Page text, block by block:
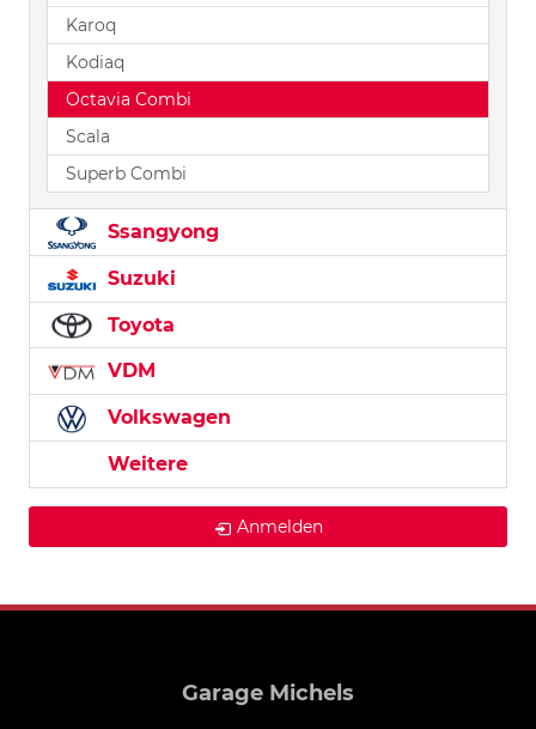
Karoq
Kodiaq
Octavia Combi
Scala
Superb Combi
Ssangyong
Suzuki
Toyota
VDM
Volkswagen
Weitere
Anmelden
Garage Michels